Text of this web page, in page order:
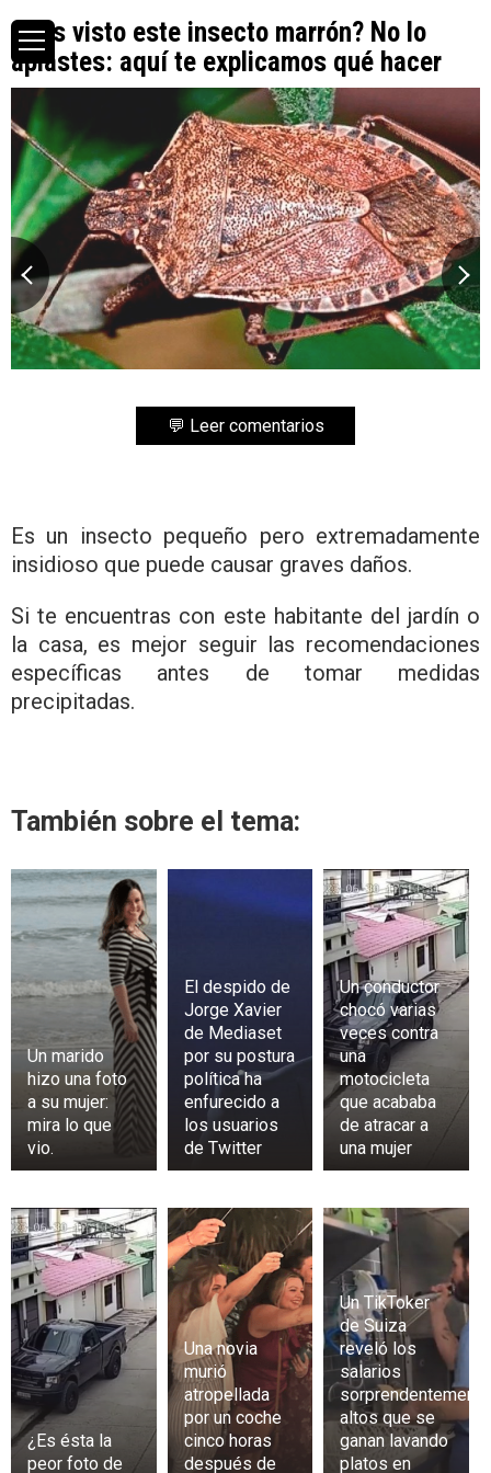
¿Has visto este insecto marrón? No lo
aplastes: aquí te explicamos qué hacer
💬 Leer comentarios
Es un insecto pequeño pero extremadamente
insidioso que puede causar graves daños.
Si te encuentras con este habitante del jardín o
la casa, es mejor seguir las recomendaciones
específicas antes de tomar medidas
precipitadas.
También sobre el tema:
Un marido
hizo una foto
a su mujer:
mira lo que
vio.
El despido de
Jorge Xavier
de Mediaset
por su postura
política ha
enfurecido a
los usuarios
de Twitter
Un conductor
chocó varias
veces contra
una
motocicleta
que acababa
de atracar a
una mujer
¿Es ésta la
peor foto de
Una novia
murió
atropellada
por un coche
cinco horas
después de
Un TikToker
de Suiza
reveló los
salarios
sorprendentemente
altos que se
ganan lavando
platos en